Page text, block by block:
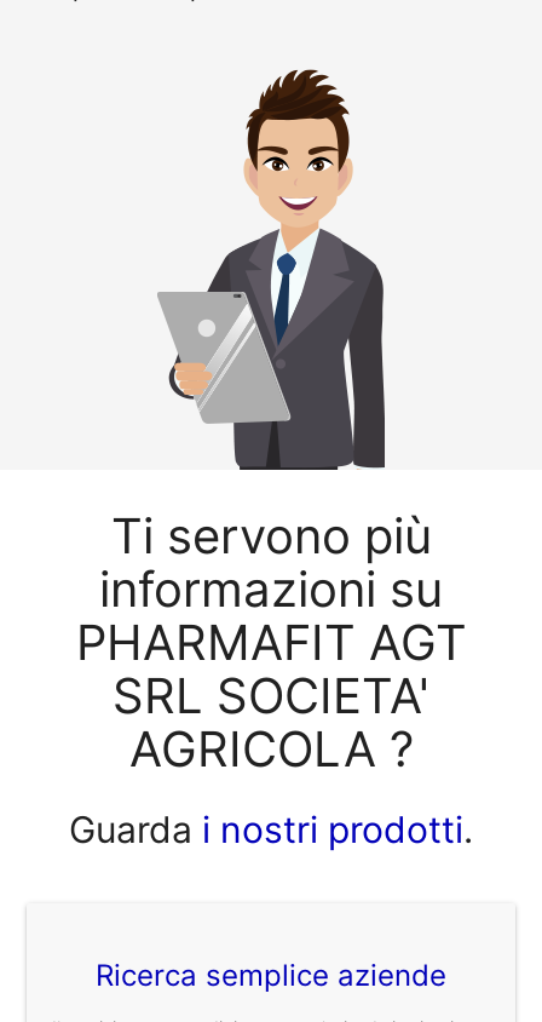
Ti servono più
informazioni su
PHARMAFIT AGT
SRL SOCIETA'
AGRICOLA ?
Guarda i nostri prodotti.
Ricerca semplice aziende